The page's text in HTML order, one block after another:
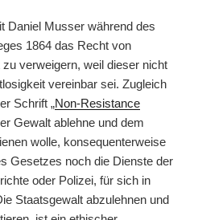
Daniel Musser während des
1864 das Recht von
verweigern, weil dieser nicht
vereinbar sei. Zugleich
Schrift „Non-Resistance
Gewalt ablehne und dem
wolle, konsequenterweise
Gesetzes noch die Dienste der
oder Polizei, für sich in
Staatsgewalt abzulehnen und